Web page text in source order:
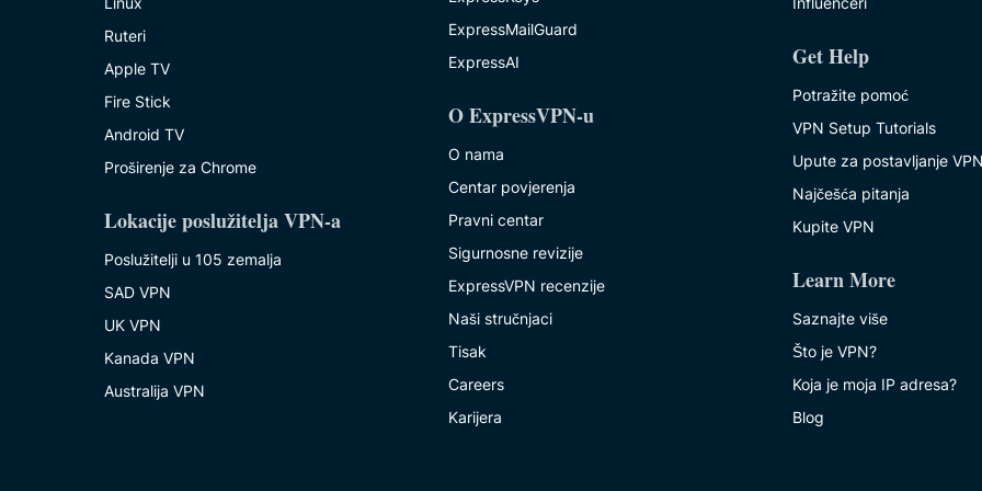
Ruteri
Apple TV
Fire Stick
Android TV
Proširenje za Chrome
Lokacije poslužitelja VPN-a
Poslužitelji u 105 zemalja
SAD VPN
UK VPN
Kanada VPN
Australija VPN
ExpressMailGuard
ExpressAI
O ExpressVPN-u
O nama
Centar povjerenja
Pravni centar
Sigurnosne revizije
ExpressVPN recenzije
Naši stručnjaci
Tisak
Careers
Karijera
Get Help
Potražite pomoć
VPN Setup Tutorials
Upute za postavljanje
Najčešća pitanja
Kupite VPN
Learn More
Saznajte više
Što je VPN?
Koja je moja IP adresa?
Blog